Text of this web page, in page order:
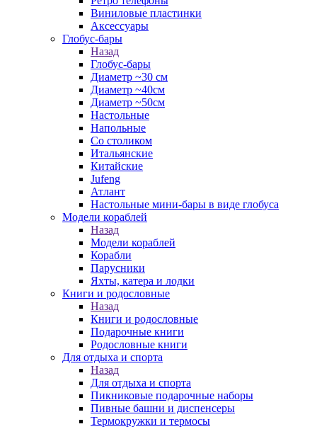
Виниловые пластинки
Аксессуары
Глобус-бары
Назад
Глобус-бары
Диаметр ~30 см
Диаметр ~40см
Диаметр ~50см
Настольные
Напольные
Со столиком
Итальянские
Китайские
Jufeng
Атлант
Настольные мини-бары в виде глобуса
Модели кораблей
Назад
Модели кораблей
Корабли
Парусники
Яхты, катера и лодки
Книги и родословные
Назад
Книги и родословные
Подарочные книги
Родословные книги
Для отдыха и спорта
Назад
Для отдыха и спорта
Пикниковые подарочные наборы
Пивные башни и диспенсеры
Термокружки и термосы